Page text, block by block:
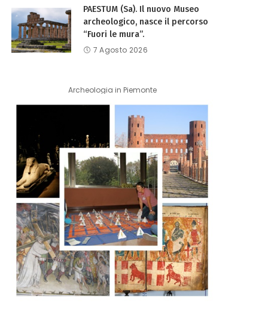
PAESTUM (Sa). Il nuovo Museo
archeologico, nasce il percorso
“Fuori le mura”.
7 Agosto 2026
Archeologia in Piemonte